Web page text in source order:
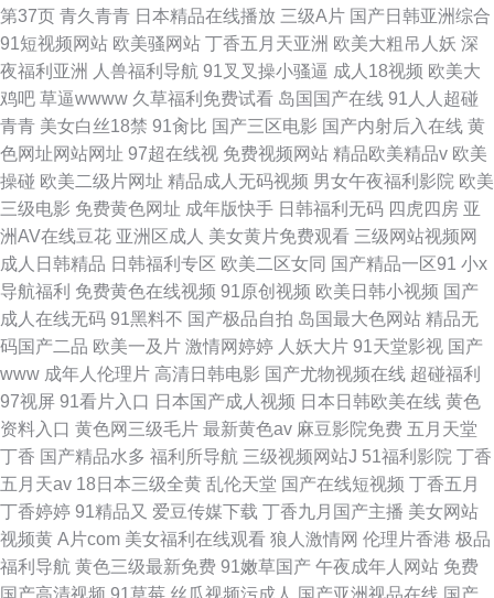
第37页 青久青青 日本精品在线播放 三级A片 国产日韩亚洲综合
91短视频网站 欧美骚网站 丁香五月天亚洲 欧美大粗吊人妖 深
夜福利亚洲
人兽福利导航 91叉叉操小骚逼 成人18视频 欧美大
鸡吧 草逼wwww 久草福利免费试看 岛国国产在线 91人人超碰
青青 美女白丝18禁 91肏比 国产三区电影 国产内射后入在线 黄
色网址网站网址 97超在线视 免费视频网站 精品欧美精品v 欧美
操碰 欧美二级片网址 精品成人无码视频 男女午夜福利影院 欧美
三级电影 免费黄色网址 成年版快手 日韩福利无码 四虎四房 亚
洲AV在线豆花 亚洲区成人 美女黄片免费观看 三级网站视频网
成人日韩精品 日韩福利专区 欧美二区女同 国产精品一区91 小x
导航福利 免费黄色在线视频 91原创视频 欧美日韩小视频 国产
成人在线无码 91黑料不 国产极品自拍 岛国最大色网站 精品无
码国产二品 欧美一及片 激情网婷婷 人妖大片 91天堂影视 国产
www 成年人伦理片 高清日韩电影 国产尤物视频在线 超碰福利
97视屏 91看片入口 日本国产成人视频 日本日韩欧美在线 黄色
资料入口 黄色网三级毛片 最新黄色av 麻豆影院免费 五月天堂
丁香 国产精品水多 福利所导航 三级视频网站J 51福利影院 丁香
五月天av 18日本三级全黄 乱伦天堂 国产在线短视频 丁香五月
丁香婷婷 91精品又 爱豆传媒下载 丁香九月国产主播 美女网站
视频黄 A片com 美女福利在线观看 狼人激情网 伦理片香港 极品
福利导航 黄色三级最新免费 91嫩草国产 午夜成年人网站 免费